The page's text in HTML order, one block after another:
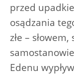
przed
osądzania
złe –
Edenu